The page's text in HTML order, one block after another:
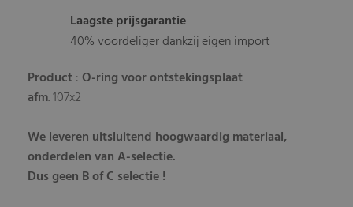
Laagste prijsgarantie
40% voordeliger dankzij eigen import
Product: O-ring voor ontstekingsplaat
afm. 107x2
We leveren uitsluitend hoogwaardig materiaal,
onderdelen van A-selectie.
Dus geen B of C selectie !